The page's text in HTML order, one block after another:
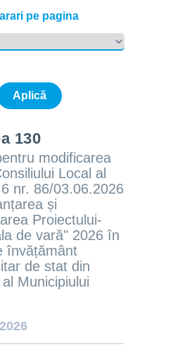
pe pagina
130
modificarea
Local al
nr. 86/03.06.2026
și
Proiectului-
de vară" 2026 în
învățământ
de stat din
Municipiului